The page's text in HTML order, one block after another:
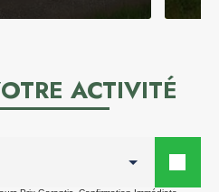
ACTIVITÉ